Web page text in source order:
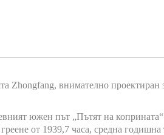
внимателно проектиран
южен път „Пътят на
от 1939,7 часа, средна